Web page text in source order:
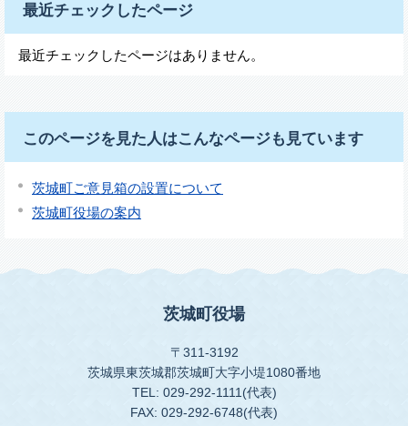
最近チェックしたページ
最近チェックしたページはありません。
このページを見た人はこんなページも見ています
茨城町ご意見箱の設置について
茨城町役場の案内
茨城町役場
〒311-3192
茨城県東茨城郡茨城町大字小堤1080番地
TEL: 029-292-1111(代表)
FAX: 029-292-6748(代表)